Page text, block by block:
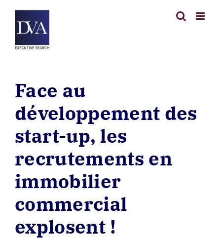
contenu
Face au
développement des
start-up, les
recrutements en
immobilier
commercial
explosent !